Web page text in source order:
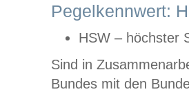
Pegelkennwert:
HSW – höchster
Sind in
Bundes mit den